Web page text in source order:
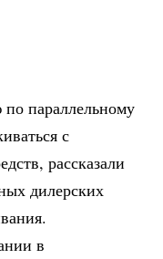
параллельному
с
рассказали
дилерских
в